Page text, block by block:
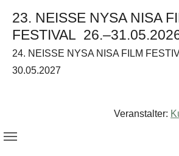
23. NEISSE NYSA NISA
FESTIVAL
24. NEISSE NYSA NISA FILM
30.05.2027
Veranstalter: